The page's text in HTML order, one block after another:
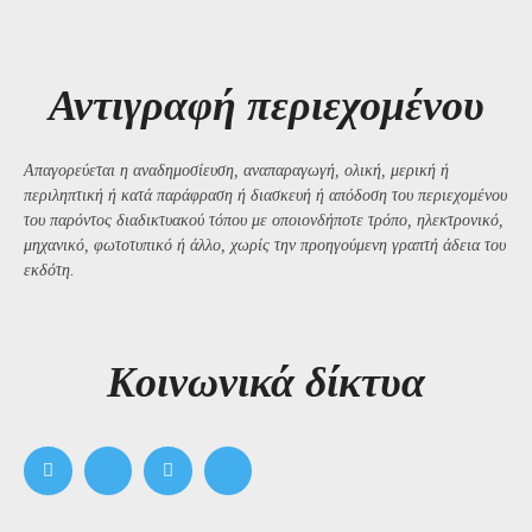
Αντιγραφή περιεχομένου
Απαγορεύεται η αναδημοσίευση, αναπαραγωγή, ολική, μερική ή
περιληπτική ή κατά παράφραση ή διασκευή ή απόδοση του περιεχομένου
του παρόντος διαδικτυακού τόπου με οποιονδήποτε τρόπο, ηλεκτρονικό,
μηχανικό, φωτοτυπικό ή άλλο, χωρίς την προηγούμενη γραπτή άδεια του
εκδότη.
Kοινωνικά δίκτυα